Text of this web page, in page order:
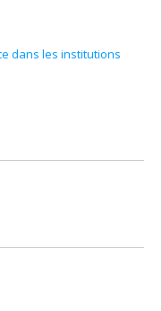
dans les institutions